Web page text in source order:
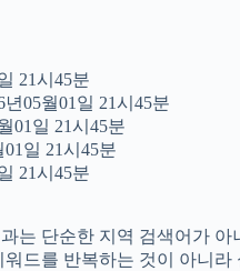
21시45분
05월01일 21시45분
01일 21시45분
일 21시45분
21시45분
는 단순한 지역 검색어가
드를 반복하는 것이 아니